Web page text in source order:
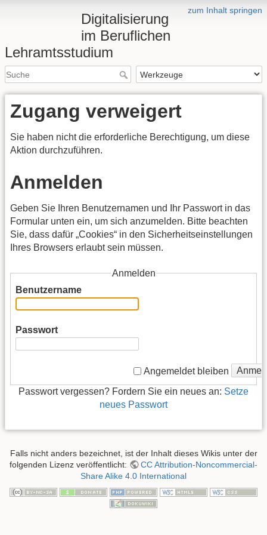
zum Inhalt springen
Digitalisierung
im Beruflichen
Lehramtsstudium
Zugang verweigert
Sie haben nicht die erforderliche Berechtigung, um diese
Aktion durchzuführen.
Anmelden
Geben Sie Ihren Benutzernamen und Ihr Passwort in das
Formular unten ein, um sich anzumelden. Bitte beachten
Sie, dass dafür „Cookies“ in den Sicherheitseinstellungen
Ihres Browsers erlaubt sein müssen.
Anmelden
Benutzername
Passwort
Angemeldet bleiben
Passwort vergessen? Fordern Sie ein neues an: Setze
neues Passwort
Falls nicht anders bezeichnet, ist der Inhalt dieses Wikis unter der
folgenden Lizenz veröffentlicht:
CC Attribution-Noncommercial-
Share Alike 4.0 International